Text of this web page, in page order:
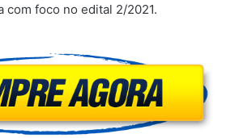
com foco no edital 2/2021.